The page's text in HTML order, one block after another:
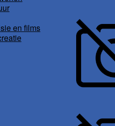
en films